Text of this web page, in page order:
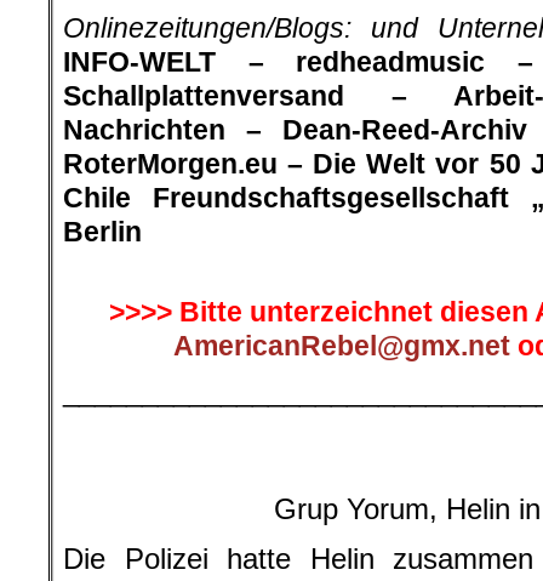
Onlinezeitungen/Blogs: und
INFO-WELT – redheadmusic
Schallplattenversand –
Nachrichten – Dean-Reed-
RoterMorgen.eu – Die Welt vor 50
Chile Freundschaftsgesellschaft
Berlin
>>>> Bitte unterzeichnet diesen
AmericanRebel@gmx.net
Grup Yorum, Helin
Die Polizei hatte Helin